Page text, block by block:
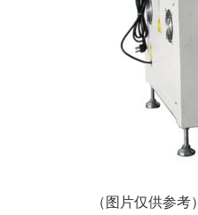
（图片仅供参考）